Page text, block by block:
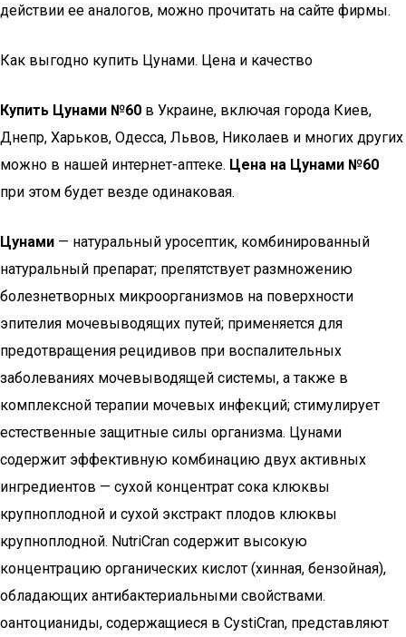
действии ее аналогов, можно прочитать на сайте фирмы.
Как выгодно купить Цунами. Цена и качество
Купить Цунами №60 в Украине, включая города Киев,
Днепр, Харьков, Одесса, Львов, Николаев и многих других
можно в нашей интернет-аптеке. Цена на Цунами №60
при этом будет везде одинаковая.
Цунами — натуральный уросептик, комбинированный
натуральный препарат; препятствует размножению
болезнетворных микроорганизмов на поверхности
эпителия мочевыводящих путей; применяется для
предотвращения рецидивов при воспалительных
заболеваниях мочевыводящей системы, а также в
комплексной терапии мочевых инфекций; стимулирует
естественные защитные силы организма. Цунами
содержит эффективную комбинацию двух активных
ингредиентов — сухой концентрат сока клюквы
крупноплодной и сухой экстракт плодов клюквы
крупноплодной. NutriCran содержит высокую
концентрацию органических кислот (хинная, бензойная),
обладающих антибактериальными свойствами.
оантоцианиды, содержащиеся в CystiCran, представляют